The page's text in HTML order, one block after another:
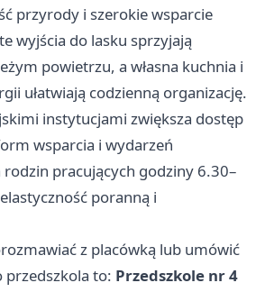
przyrody i szerokie wsparcie
wyjścia do lasku sprzyjają
powietrzu, a własna kuchnia i
ułatwiają codzienną organizację.
instytucjami zwiększa dostęp
wsparcia i wydarzeń
pracujących godziny 6.30–
poranną i
z placówką lub umówić
to: Przedszkole nr 4